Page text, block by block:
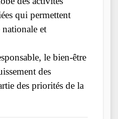
qui permettent
nationale et
le bien-être
des
des priorités de la